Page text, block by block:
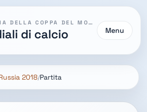
LA STORIA DELLA COPPA DEL MONDO
di calcio Menu
2018 Partita